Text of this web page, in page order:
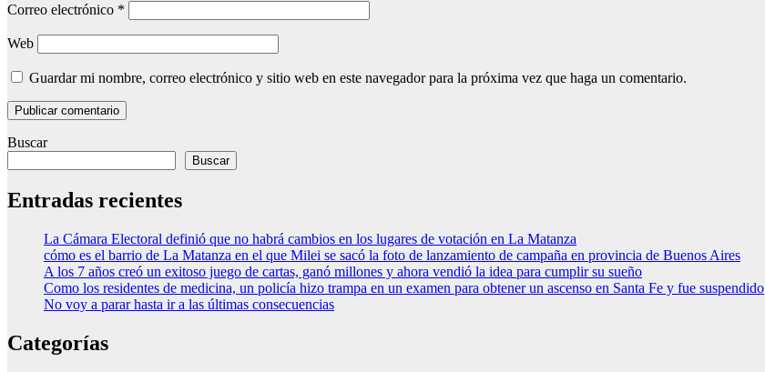
Correo electrónico *
Web
Guardar mi nombre, correo electrónico y sitio web en este navegador para la próxima vez que haga un comentario.
Buscar
Buscar
Entradas recientes
La Cámara Electoral definió que no habrá cambios en los lugares de votación en La Matanza
cómo es el barrio de La Matanza en el que Milei se sacó la foto de lanzamiento de campaña en provincia de Buenos Aires
A los 7 años creó un exitoso juego de cartas, ganó millones y ahora vendió la idea para cumplir su sueño
Como los residentes de medicina, un policía hizo trampa en un examen para obtener un ascenso en Santa Fe y fue suspendido
No voy a parar hasta ir a las últimas consecuencias
Categorías